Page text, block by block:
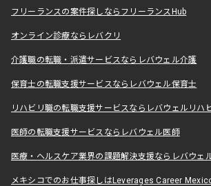
フリーランスの案件探しならフリーランスHub
オンライン診療ならレバクリ
介護職の転職・派遣サービスならレバウェル介護
保育士の転職支援サービスならレバウェル保育士
リハビリ職の転職支援サービスならレバウェルリハ
医師の転職支援サービスならレバウェル医師
医療・ヘルスケア業界の課題解決支援ならレバウェ
メキシコでのお仕事探しはLeverages Career